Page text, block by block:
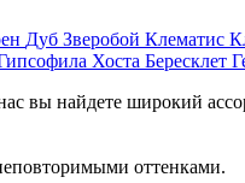
Дуб Зверобой Клематис
Хоста Бересклет
вы найдете широкий
оттенками.